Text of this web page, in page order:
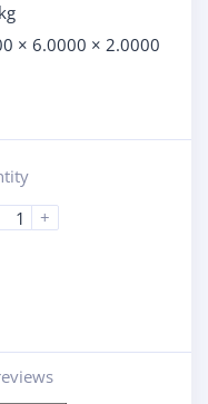
× 6.0000 × 2.0000
+